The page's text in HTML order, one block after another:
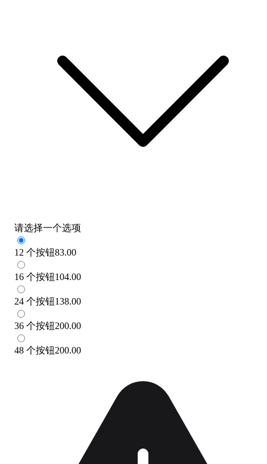
请选择一个选项
12 个按钮83.00
16 个按钮104.00
24 个按钮138.00
36 个按钮200.00
48 个按钮200.00